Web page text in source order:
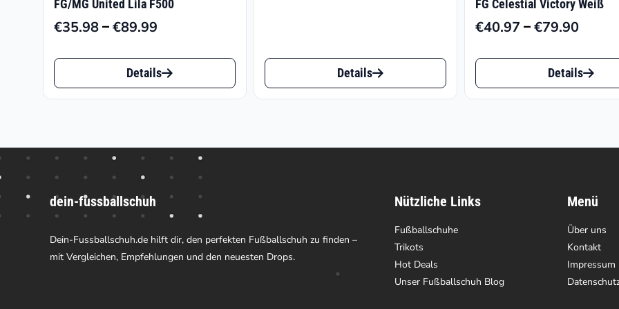
FG/MG United Lila F500
€35.98–€89.99Preisspanne:
bis
€89.99
Dieses
Produkt
Varianten
auf.
Die
Optionen
können
Details
Dieses
Produkt
Optionen
können
Details
FG Celestial Victory Weiß
€40.97 –€79.90
bis
Dieses
Produkt
Die
auf
Details
dein-fussballschuh
Dein-Fussballschuh.de hilft dir, den perfekten Fußballschuh zu finden –
mit Vergleichen, Empfehlungen und den neuesten Drops.
Nützliche Links
Fußballschuhe
Trikots
Hot Deals
Unser Fußballschuh Blog
Menü
Über uns
Kontakt
Impressum